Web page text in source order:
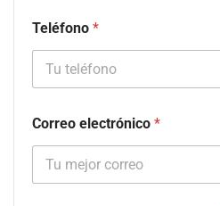
Teléfono *
Correo electrónico *